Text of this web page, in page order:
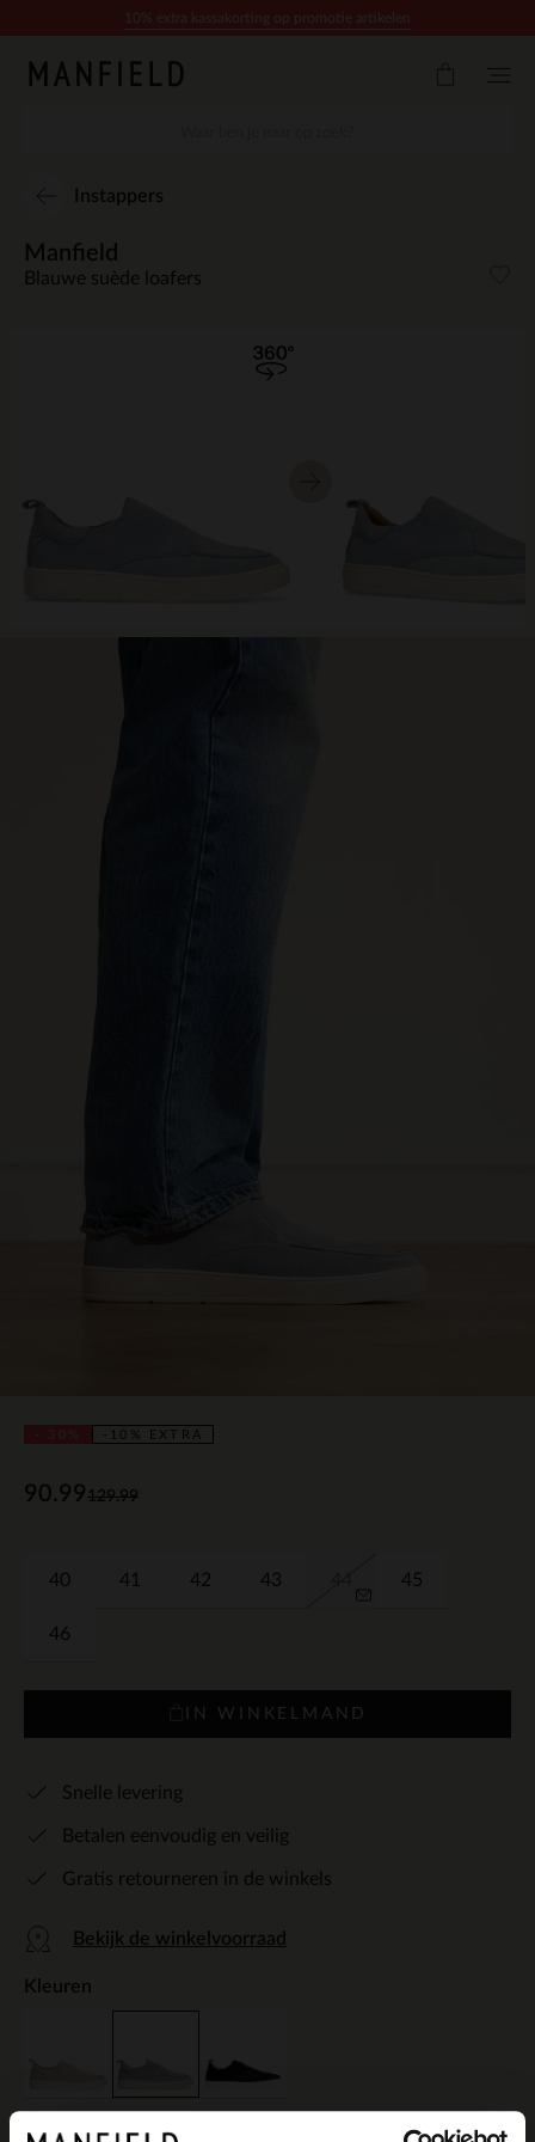
Instappers
-10% EXTRA
Manfield
Blauwe suède loafers
129.99
90.99
40 41 42 43 45
46
IN WINKELMAND
Snelle levering
Betalen eenvoudig en veilig
Gratis retourneren in de winkels
Bekijk de winkelvoorraad
Kleuren